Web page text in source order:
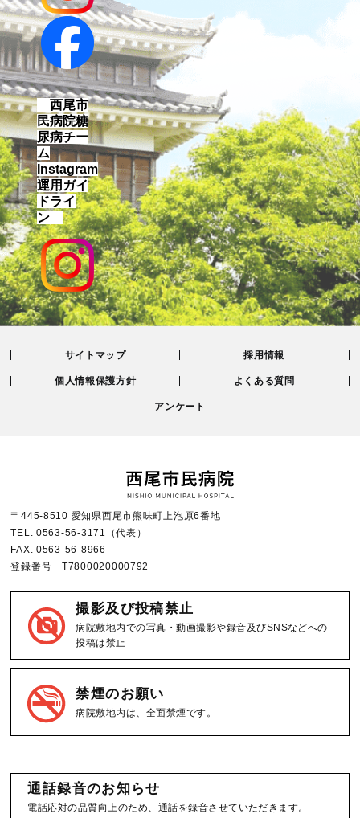
西尾市
民病院糖
尿病チー
ム
Instagram
運用ガイ
ドライ
ン
サイトマップ 採用情報
個人情報保護方針 よくある質問
アンケート
〒445-8510 愛知県西尾市熊味町上泡原6番地
TEL.0563-56-3171
（代表）
FAX.0563-56-8966
登録番号 T7800020000792
撮影及び投稿禁止
病院敷地内での写真・動画撮影や録音及びSNSなどへの
投稿は禁止
禁煙のお願い
病院敷地内は、全面禁煙です。
通話録音のお知らせ
電話応対の品質向上のため、通話を録音させていただきます。